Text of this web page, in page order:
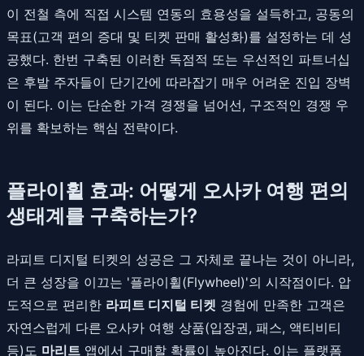
이 전철 측에 직접 시스템 연동의 효용성을 설득하고, 공동의
목표(고객 편의 증대 및 티켓 판매 활성화)를 설정하는 데 성
공했다. 한번 구축된 이러한 독점적 또는 우선적인 파트너십
은 후발 주자들이 단기간에 따라잡기 매우 어려운 진입 장벽
이 된다. 이는 단순한 가격 경쟁을 넘어선, 구조적인 경쟁 우
위를 확보하는 핵심 전략이다.
플라이휠 효과: 어떻게 오사카 여행 편의
생태계를 구축하는가?
라피트 디지털 티켓의 성공은 그 자체로 끝나는 것이 아니라,
더 큰 성장을 이끄는 '플라이휠(Flywheel)'의 시작점이다. 압
도적으로 편리한 라피트 디지털 티켓 경험에 만족한 고객은
자연스럽게 다른 오사카 여행 상품(입장권, 패스, 액티비티
등)도 마리트 앱에서 구매할 확률이 높아진다. 이는 플랫폼